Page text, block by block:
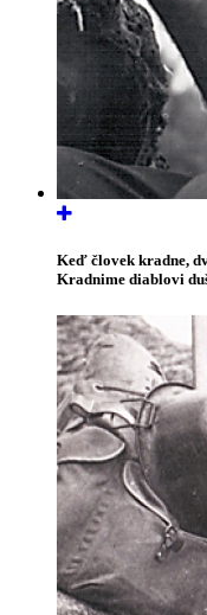
Keď človek kradne,
Kradnime diablovi